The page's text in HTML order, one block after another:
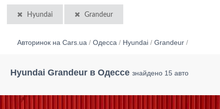
Hyundai Grandeur
Авторинок на Cars.ua / Одесса / Hyundai / Grandeur /
Hyundai Grandeur в Одессе знайдено 15 авто